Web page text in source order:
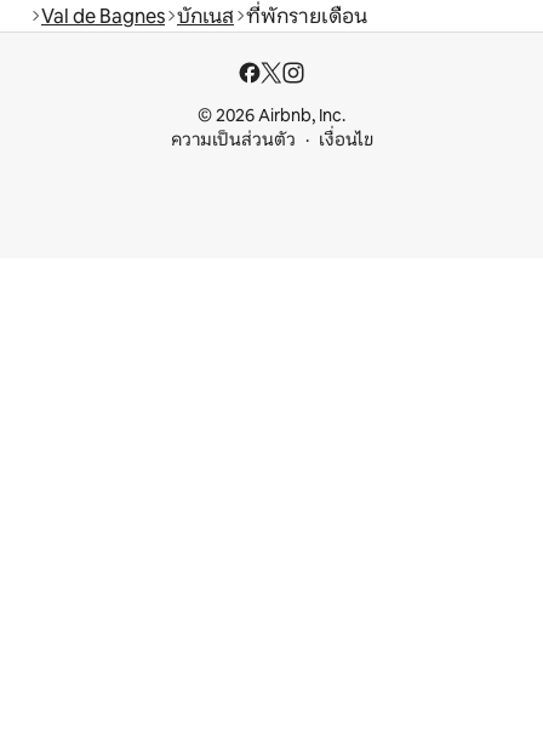
Val de Bagnes บักเนส ที่พักรายเดือน
© 2026 Airbnb, Inc.
ความเป็นส่วนตัว
เงื่อนไข